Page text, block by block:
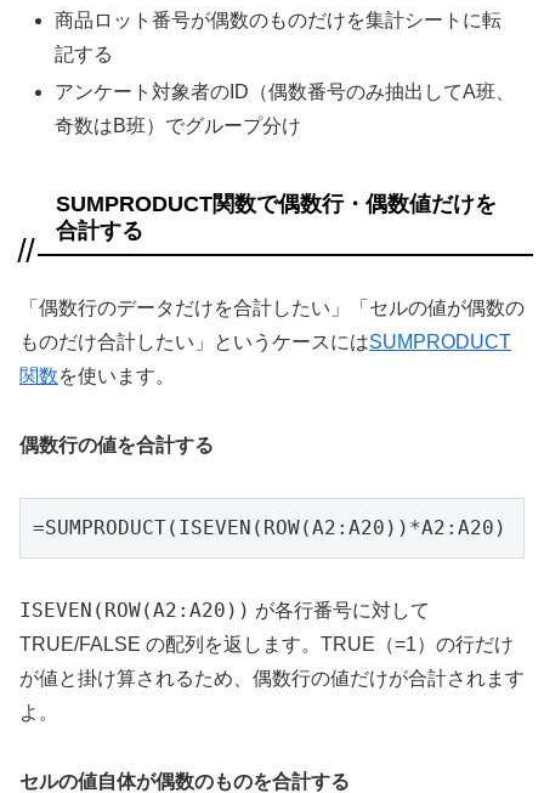
商品ロット番号が偶数のものだけを集計シートに転
記する
アンケート対象者のID（偶数番号のみ抽出してA班、
奇数はB班）でグループ分け
SUMPRODUCT関数で偶数行・偶数値だけを
合計する
「偶数行のデータだけを合計したい」「セルの値が偶数の
ものだけ合計したい」というケースにはSUMPRODUCT
関数を使います。
偶数行の値を合計する
=SUMPRODUCT(ISEVEN(ROW(A2:A20))*A2:A20)
ISEVEN(ROW(A2:A20)) が各行番号に対して
TRUE/FALSE の配列を返します。TRUE（=1）の行だけ
が値と掛け算されるため、偶数行の値だけが合計されます
よ。
セルの値自体が偶数のものを合計する